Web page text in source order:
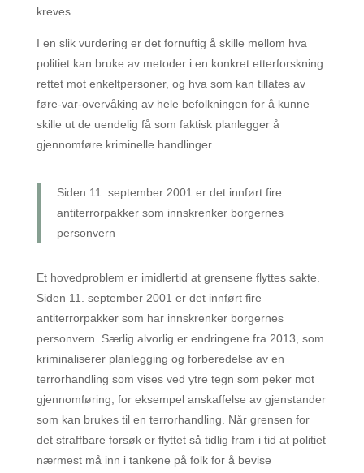
kreves.
I en slik vurdering er det fornuftig å skille mellom hva
politiet kan bruke av metoder i en konkret etterforskning
rettet mot enkeltpersoner, og hva som kan tillates av
føre-var-overvåking av hele befolkningen for å kunne
skille ut de uendelig få som faktisk planlegger å
gjennomføre kriminelle handlinger.
Siden 11. september 2001 er det innført fire
antiterrorpakker som innskrenker borgernes
personvern
Et hovedproblem er imidlertid at grensene flyttes sakte.
Siden 11. september 2001 er det innført fire
antiterrorpakker som har innskrenker borgernes
personvern. Særlig alvorlig er endringene fra 2013, som
kriminaliserer planlegging og forberedelse av en
terrorhandling som vises ved ytre tegn som peker mot
gjennomføring, for eksempel anskaffelse av gjenstander
som kan brukes til en terrorhandling. Når grensen for
det straffbare forsøk er flyttet så tidlig fram i tid at politiet
nærmest må inn i tankene på folk for å bevise